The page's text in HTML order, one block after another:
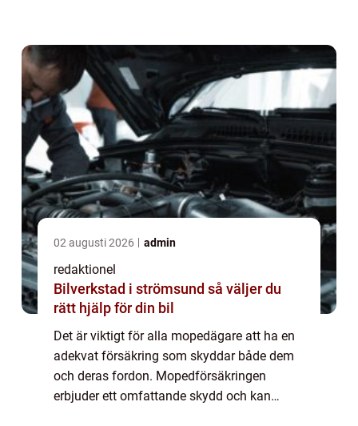
02 augusti 2026 admin
redaktionel
Bilverkstad i strömsund så väljer du
rätt hjälp för din bil
Det är viktigt för alla mopedägare att ha en
adekvat försäkring som skyddar både dem
och deras fordon. Mopedförsäkringen
erbjuder ett omfattande skydd och kan